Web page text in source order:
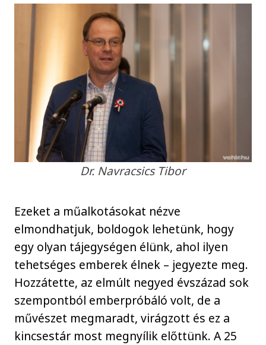
Dr. Navracsics Tibor
Ezeket a műalkotásokat nézve
elmondhatjuk, boldogok lehetünk, hogy
egy olyan tájegységen élünk, ahol ilyen
tehetséges emberek élnek – jegyezte meg.
Hozzátette, az elmúlt negyed évszázad sok
szempontból emberpróbáló volt, de a
művészet megmaradt, virágzott és ez a
kincsestár most megnyílik előttünk. A 25